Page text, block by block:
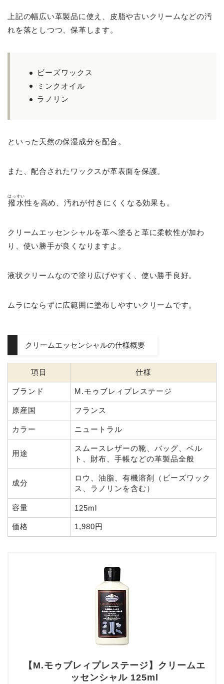
上記の幅広い革製品に使え、皮脂や古いクリームなどの汚
れを落としつつ、保革します。
ビーズワックス
ミンクオイル
ラノリン
といった天然の保湿成分を配合。
また、配合されたワックスが革表面を保護。
撥水
はっすい
性を高め、汚れが付きにくくなる効果も。
クリームエッセンシャルを革へ塗ると革に柔軟性が加わ
り、使い勝手が良くなりますよ。
液状クリームなので塗り広げやすく、使い勝手良好。
ムラにならずに広範囲に塗布しやすいクリームです。
クリームエッセンシャルの仕様概要
項目 仕様
ブランド M.モゥブレィプレステージ
原産国 フランス
カラー ニュートラル
用途
スムースレザーの靴、バッグ、ベル
ト、財布、手帳などの革製品全般
成分
ロウ、油脂、有機溶剤（ビーズワック
ス、ラノリンを含む）
容量 125ml
価格 1,980円
【M.モゥブレィプレステージ】クリームエ
ッセンシャル 125ml